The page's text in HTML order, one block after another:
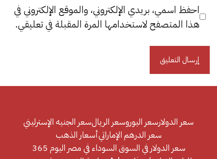
احفظ اسمي، بريدي الإلكتروني، والموقع الإلكتروني في
هذا المتصفح لاستخدامها المرة المقبلة في تعليقي.
سعر الدولارسعر اليوروسعر الريالسعر الجنيه الإسترليني
سعر الدرهم الإماراتيأسعار الذهب
سعر الدولار في السوق السوداء في مصر اليوم 365